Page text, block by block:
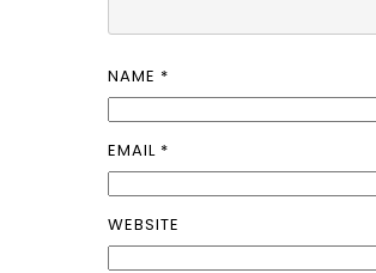
NAME *
EMAIL *
WEBSITE